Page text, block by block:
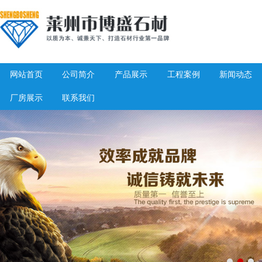
网站首页 公司简介 产品展示 工程案例 新闻动态
厂房展示 联系我们